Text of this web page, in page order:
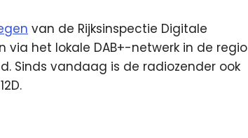
van de Rijksinspectie Digitale
het lokale DAB+-netwerk in de regio
Sinds vandaag is de radiozender ook